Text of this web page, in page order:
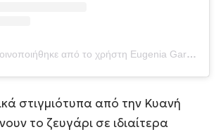
Η δημοσίευση κοινοποιήθηκε από το χρήστη Eugenia Garavani (@eugeniagaravani)
στιγμιότυπα από την Κυανή
το ζευγάρι σε ιδιαίτερα